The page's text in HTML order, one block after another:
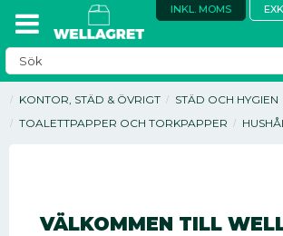
INKL. MOMS
KONTOR, STÄD & ÖVRIGT
STÄD OCH HYGIEN
TOALETTPAPPER OCH TORKPAPPER
VÄLKOMMEN TILL